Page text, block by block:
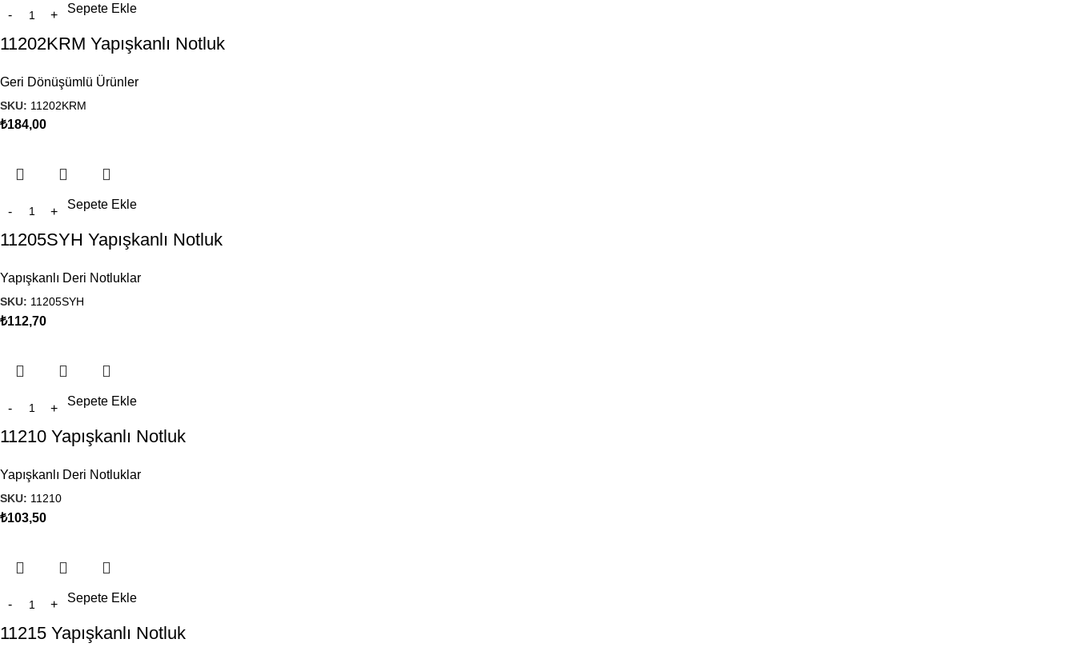
Sepete Ekle
11202KRM Yapışkanlı Notluk
Geri Dönüşümlü Ürünler
SKU: 11202KRM
₺184,00
Sepete Ekle
11205SYH Yapışkanlı Notluk
Yapışkanlı Deri Notluklar
SKU: 11205SYH
₺112,70
Sepete Ekle
11210 Yapışkanlı Notluk
Yapışkanlı Deri Notluklar
SKU: 11210
₺103,50
Sepete Ekle
11215 Yapışkanlı Notluk